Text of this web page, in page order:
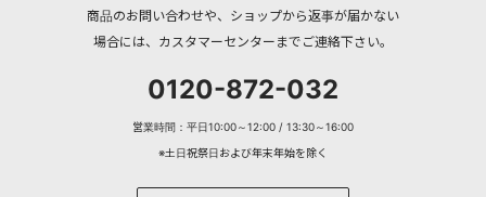
商品のお問い合わせや、ショップから返事が届かない
場合には、カスタマーセンターまでご連絡下さい。
0120-872-032
営業時間：平日10:00～12:00 / 13:30～16:00
※土日祝祭日および年末年始を除く